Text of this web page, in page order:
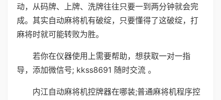
动，从码牌、上牌、洗牌往往只要一到两分钟就会完
成。其实自动麻将机有破绽，只要懂得了这破绽，打
麻将时就可能转败为胜。
若你在仪器使用上需要帮助，想获取一对一指
导，添加微信号; kkss8691 随时交流 。
内江自动麻将机控牌器在哪装;普通麻将机程序控